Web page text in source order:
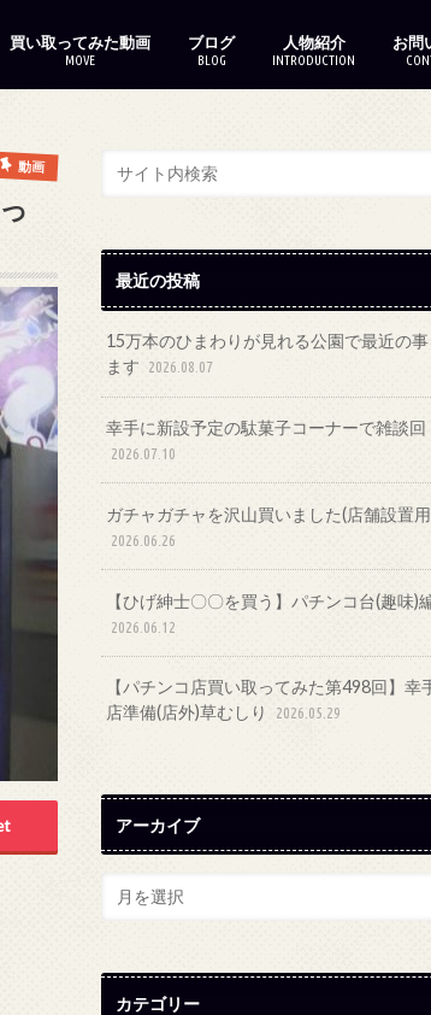
買い取ってみた動画
MOVE
ブログ
BLOG
人物紹介
INTRODUCTION
お問
動画
最近の投稿
15万本のひまわりが見れる公園で最近の事
ます
2026.08.07
幸手に新設予定の駄菓子コーナーで雑談回
2026.07.10
ガチャガチャを沢山買いました(店舗設置
2026.06.26
【ひげ紳士〇〇を買う】パチンコ台(趣味)
2026.06.12
【パチンコ店買い取ってみた第498回】幸
店準備(店外)草むしり
2026.05.29
アーカイブ
カテゴリー